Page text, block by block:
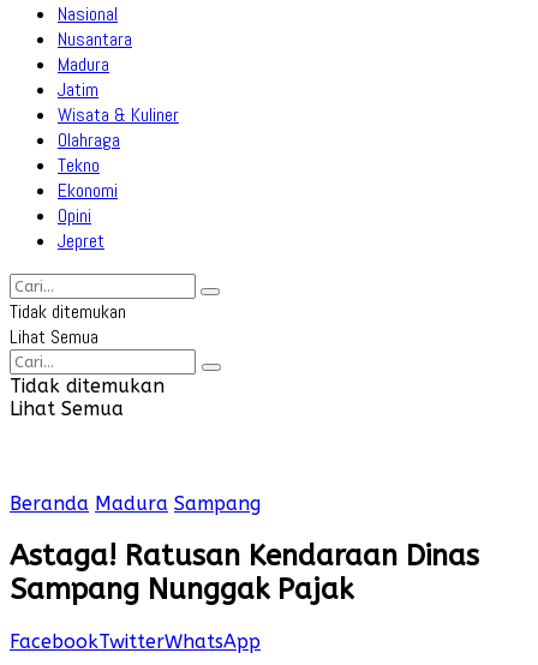
Nasional
Nusantara
Madura
Jatim
Wisata & Kuliner
Olahraga
Tekno
Ekonomi
Opini
Jepret
Tidak ditemukan
Lihat Semua
Tidak ditemukan
Lihat Semua
Beranda Madura Sampang
Astaga! Ratusan Kendaraan Dinas
Sampang Nunggak Pajak
FacebookTwitterWhatsApp